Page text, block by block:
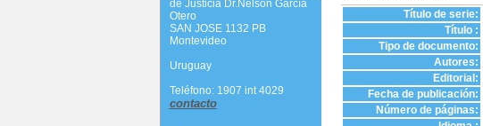
Título de serie:
Título :
Tipo de documento:
Autores:
Editorial:
Fecha de publicación:
Número de páginas:
de Justicia Dr.Nelson García
Otero
SAN JOSE 1132 PB
Montevideo
Uruguay
Teléfono: 1907 int 4029
contacto